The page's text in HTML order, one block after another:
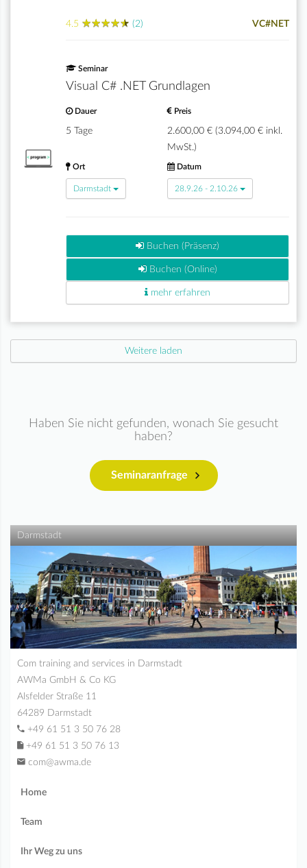
4.5 ★★★★★
★★★★★ (2) VC#NET
Seminar
Visual C# .NET Grundlagen
Dauer
5 Tage
Preis
2.600,00 € (3.094,00 € inkl.
MwSt.)
Ort
Darmstadt
Datum
28.9.26 - 2.10.26
Buchen (Präsenz)
Buchen (Online)
mehr erfahren
Weitere laden
Haben Sie nicht gefunden, wonach Sie gesucht
haben?
Seminaranfrage
Darmstadt
Com training and services in Darmstadt
AWMa GmbH & Co KG
Alsfelder Straße 11
64289 Darmstadt
+49 61 51 3 50 76 28
+49 61 51 3 50 76 13
com@awma.de
Home
Team
Ihr Weg zu uns